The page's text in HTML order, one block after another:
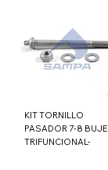
KIT TORNILLO
PASADOR 7-8 BUJE
TRIFUNCIONAL-